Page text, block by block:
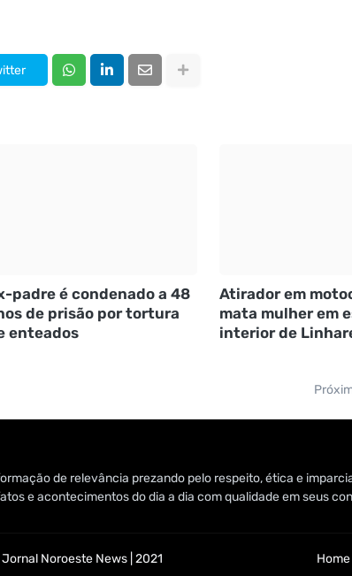
padre é condenado a 48
de prisão por tortura
enteados
Atirador em
mata mulher em
interior de
de relevância prezando pelo respeito, ética e
e acontecimentos do dia a dia com qualidade em seus
Noroeste News | 2021 Home